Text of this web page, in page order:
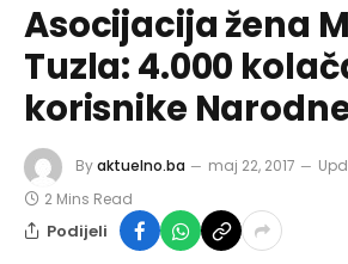
Asocijacija žena
Tuzla: 4.000
korisnike
Byaktuelno.ba maj 22, 2017
2 Mins Read
Podijeli